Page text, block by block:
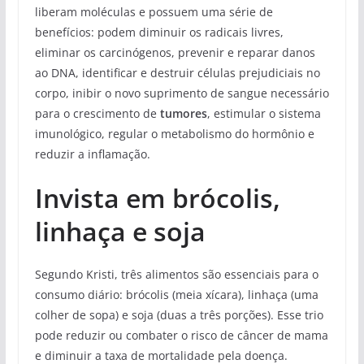
liberam moléculas e possuem uma série de
benefícios: podem diminuir os radicais livres,
eliminar os carcinógenos, prevenir e reparar danos
ao DNA, identificar e destruir células prejudiciais no
corpo, inibir o novo suprimento de sangue necessário
para o crescimento de tumores, estimular o sistema
imunológico, regular o metabolismo do hormônio e
reduzir a inflamação.
Invista em brócolis,
linhaça e soja
Segundo Kristi, três alimentos são essenciais para o
consumo diário: brócolis (meia xícara), linhaça (uma
colher de sopa) e soja (duas a três porções). Esse trio
pode reduzir ou combater o risco de câncer de mama
e diminuir a taxa de mortalidade pela doença.